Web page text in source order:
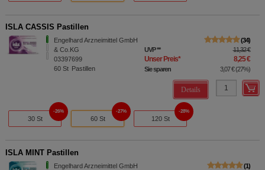
ISLA CASSIS Pastillen
Engelhard Arzneimittel GmbH
& Co.KG
03397699
60 St Pastillen
34
UVP** 11,32 €
Unser Preis* 8,25 €
Sie sparen 3,07 €(27%)
Details
30 St
26%
60 St
27%
120 St
28%
ISLA MINT Pastillen
Engelhard Arzneimittel GmbH
1